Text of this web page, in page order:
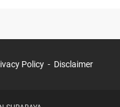
Policy Disclaimer